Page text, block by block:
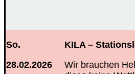
So.
28.02.2026
KILA –
Wir brauchen